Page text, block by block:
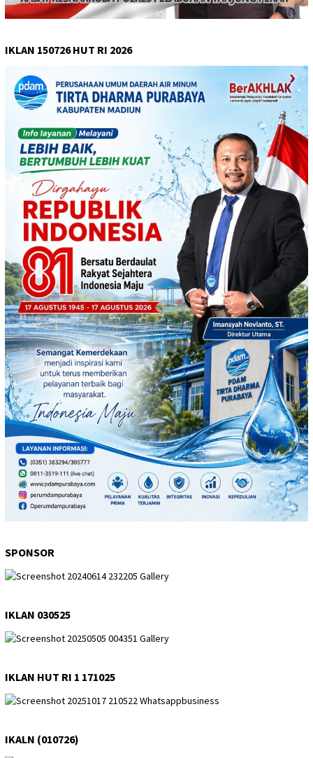
IKLAN 150726 HUT RI 2026
SPONSOR
IKLAN 030525
IKLAN HUT RI 1 171025
IKALN (010726)